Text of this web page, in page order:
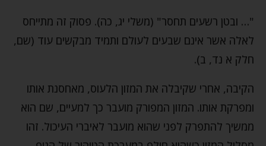
"… ובטן רשעים תחסר" (משלי יג, כה). פסוק זה מתייחס
לאלה אשר אינם שבעים לעולם ותמיד מבקשים עוד (שם,
חלק א נד, ב).
הקיבה, אחרי שקיבלה את המזון הלעוס, מאחסנת אותו
ומפרקת אותו. המזון המפורק מועבר כך למעיים, שם הוא
ממשיך להתפרק לפני שהוא מועבר לאיברי העיכול. זהו